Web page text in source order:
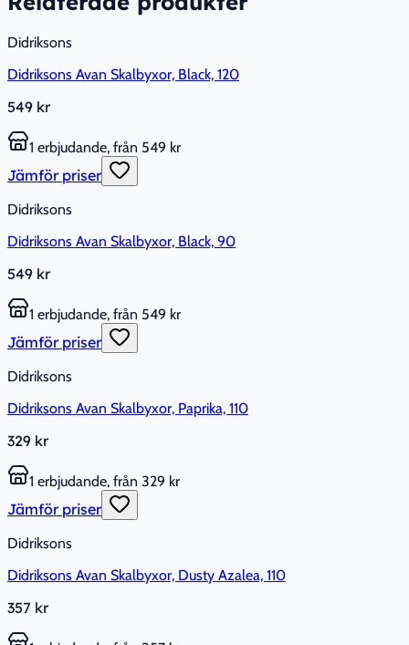
Didriksons
Didriksons Avan Skalbyxor, Black, 120
549 kr
1 erbjudande, från 549 kr
Jämför priser
Didriksons
Didriksons Avan Skalbyxor, Black, 90
549 kr
1 erbjudande, från 549 kr
Jämför priser
Didriksons
Didriksons Avan Skalbyxor, Paprika, 110
329 kr
1 erbjudande, från 329 kr
Jämför priser
Didriksons
Didriksons Avan Skalbyxor, Dusty Azalea, 110
357 kr